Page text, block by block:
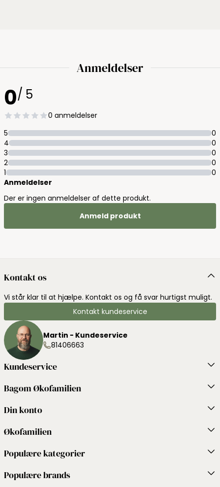
Anmeldelser
0/ 5
0 anmeldelser
5
0
4
0
3
0
2
0
1
0
Anmeldelser
Der er ingen anmeldelser af dette produkt.
Anmeld produkt
Kontakt os
Vi står klar til at hjælpe. Kontakt os og få svar hurtigst muligt.
Kontakt kundeservice
Martin - Kundeservice
81406663
Kundeservice
Bagom Økofamilien
Din konto
Økofamilien
Populære kategorier
Populære brands